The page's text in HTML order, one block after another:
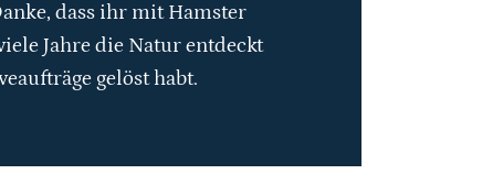
dass ihr mit Hamster
Jahre die Natur entdeckt
gelöst habt.